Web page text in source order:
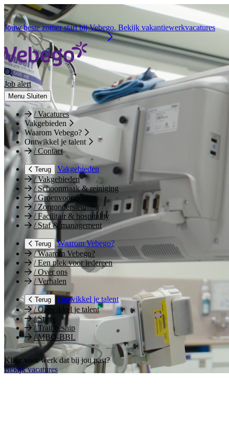
Jouw beste zomer start bij Vebego. Bekijk vakantiewerkvacatures
Job alert
Menu Sluiten
/Vacatures
Vakgebieden
Waarom Vebego?
Ontwikkel je talent
/Contact
Terug
Vakgebieden
/Vakgebieden
/Schoonmaak & reiniging
/Groenvoorziening
/Zorgondersteuning
/Facilitair & hospitality
/Staf & management
Terug
Waarom Vebego?
/Waarom Vebego?
/Een plek voor iedereen
/Over ons
/Verhalen
Terug
Ontwikkel je talent
/Ontwikkel je talent
/Stage
/Traineeship
/MBO-BBL
Klaar voor werk dat bij jou past?
Bekijk vacatures